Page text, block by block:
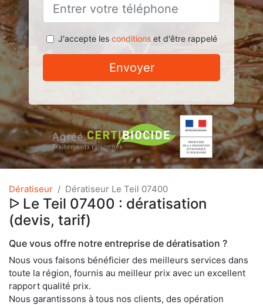
J'accepte les conditionset d'être rappelé
Envoyer
Dératiseur Dératiseur Le Teil 07400
ᐅ Le Teil 07400 : dératisation
(devis, tarif)
Que vous offre notre entreprise de dératisation ?
Nous vous faisons bénéficier des meilleurs services dans
toute la région, fournis au meilleur prix avec un excellent
rapport qualité prix.
Nous garantissons à tous nos clients, des opération